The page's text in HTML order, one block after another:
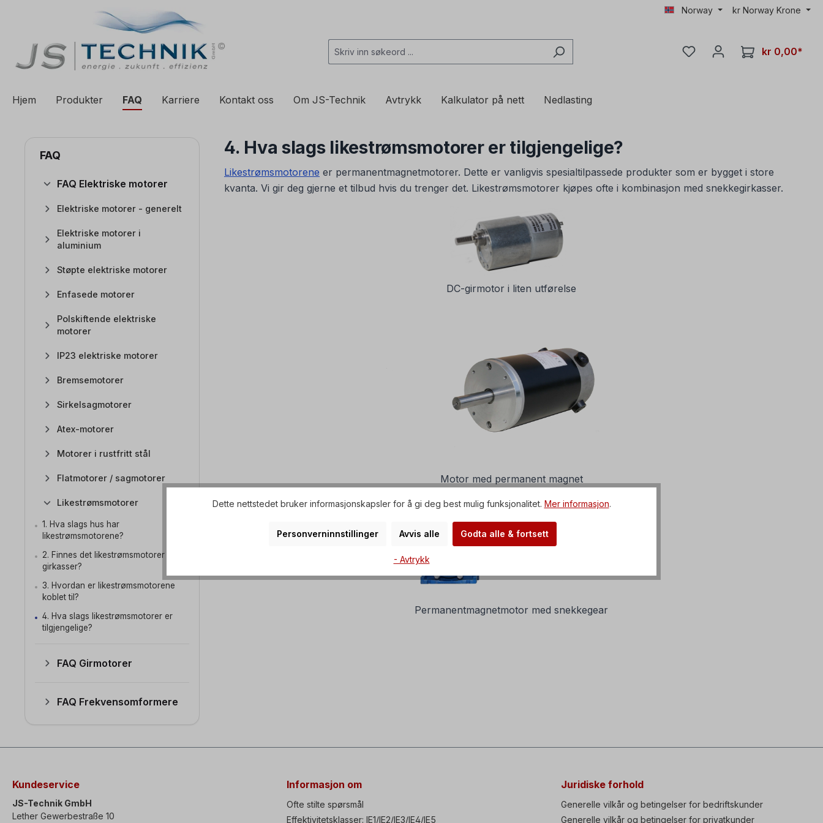
Gå til hovednavigasjon Norway kr Norway Krone
kr 0,00*
Hjem Produkter FAQ Karriere Kontakt oss Om JS-Technik Avtrykk Kalkulator på nett Nedlasting
FAQ
FAQ Elektriske motorer
Elektriske motorer - generelt
Elektriske motorer i
aluminium
Støpte elektriske motorer
Enfasede motorer
Polskiftende elektriske
motorer
IP23 elektriske motorer
Bremsemotorer
Sirkelsagmotorer
Atex-motorer
Motorer i rustfritt stål
Flatmotorer / sagmotorer
Likestrømsmotorer
1. Hva slags hus har
likestrømsmotorene?
2. Finnes det likestrømsmotorer med
girkasser?
3. Hvordan er likestrømsmotorene
koblet til?
4. Hva slags likestrømsmotorer er
tilgjengelige?
FAQ Girmotorer
FAQ Frekvensomformere
4. Hva slags likestrømsmotorer er tilgjengelige?
Likestrømsmotorene er permanentmagnetmotorer. Dette er vanligvis spesialtilpassede produkter som er bygget i store
kvanta. Vi gir deg gjerne et tilbud hvis du trenger det. Likestrømsmotorer kjøpes ofte i kombinasjon med snekkegirkasser.
DC-girmotor i liten utførelse
Motor med permanent magnet
Permanentmagnetmotor med snekkegear
Kundeservice
JS-Technik GmbH
Lether Gewerbestraße 10
Informasjon om
Ofte stilte spørsmål
Effektivitetsklasser: IE1/IE2/IE3/IE4/IE5
Juridiske forhold
Generelle vilkår og betingelser for bedriftskunder
Generelle vilkår og betingelser for privatkunder
Dette nettstedet bruker informasjonskapsler for å gi deg best mulig funksjonalitet. Mer informasjon.
Personverninnstillinger Avvis alle Godta alle & fortsett
- Avtrykk